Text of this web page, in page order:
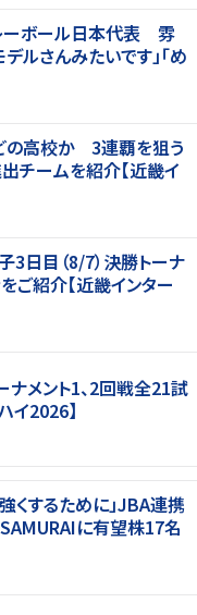
ーボール日本代表 雰
ルさんみたいです」「め
の高校か 3連覇を狙う
チームを紹介【近畿イ
3日目（8/7）決勝トーナ
ご紹介【近畿インター
ナメント1、2回戦全21試
イ2026】
くするために」JBA連携
に有望株17名